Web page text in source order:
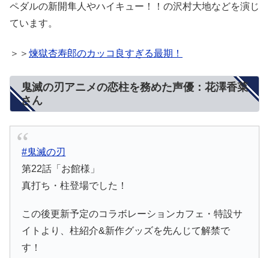
ペダルの新開隼人やハイキュー！！の沢村大地などを演じ
ています。
＞＞ 煉獄杏寿郎のカッコ良すぎる最期！
鬼滅の刃アニメの恋柱を務めた声優：花澤香菜
さん
#鬼滅の刃
第22話「お館様」
真打ち・柱登場でした！
この後更新予定のコラボレーションカフェ・特設サ
イトより、柱紹介&新作グッズを先んじて解禁で
す！